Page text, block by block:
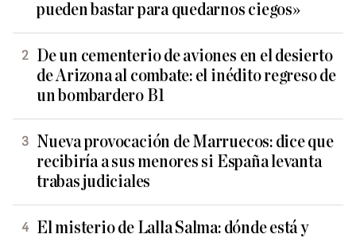
pueden bastar para quedarnos ciegos»
De un cementerio de aviones en el desierto
de Arizona al combate: el inédito regreso de
un bombardero B1
Nueva provocación de Marruecos: dice que
recibiría a sus menores si España levanta
trabas judiciales
El misterio de Lalla Salma: dónde está y